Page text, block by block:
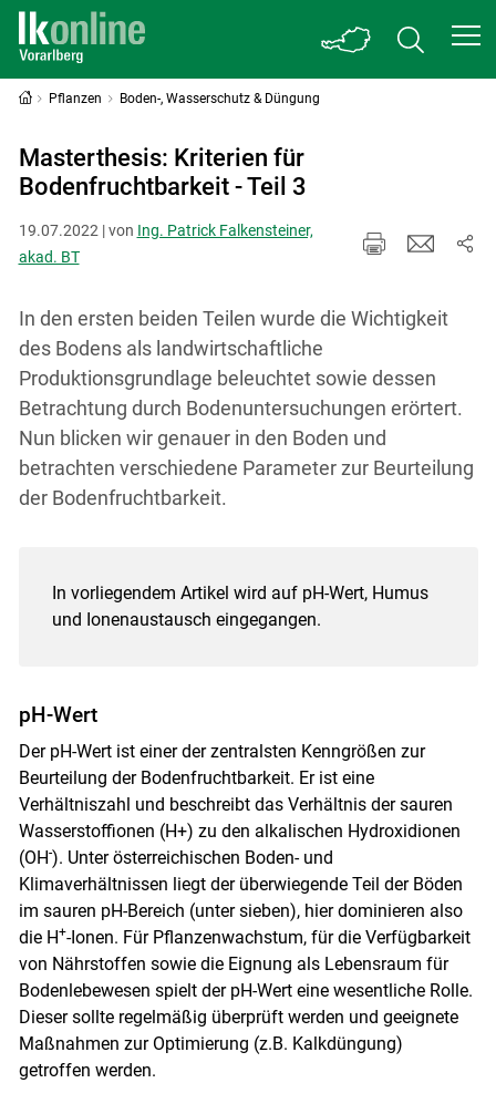
Pflanzen Boden-, Wasserschutz & Düngung
Masterthesis: Kriterien für
Bodenfruchtbarkeit - Teil 3
19.07.2022 | von Ing. Patrick Falkensteiner,
akad. BT
In den ersten beiden Teilen wurde die Wichtigkeit
des Bodens als landwirtschaftliche
Produktionsgrundlage beleuchtet sowie dessen
Betrachtung durch Bodenuntersuchungen erörtert.
Nun blicken wir genauer in den Boden und
betrachten verschiedene Parameter zur Beurteilung
der Bodenfruchtbarkeit.
In vorliegendem Artikel wird auf pH-Wert, Humus
und Ionenaustausch eingegangen.
pH-Wert
Der pH-Wert ist einer der zentralsten Kenngrößen zur
Beurteilung der Bodenfruchtbarkeit. Er ist eine
Verhältniszahl und beschreibt das Verhältnis der sauren
Wasserstoffionen (H+) zu den alkalischen Hydroxidionen
(OH-). Unter österreichischen Boden- und
Klimaverhältnissen liegt der überwiegende Teil der Böden
im sauren pH-Bereich (unter sieben), hier dominieren also
die H+-Ionen. Für Pflanzenwachstum, für die Verfügbarkeit
von Nährstoffen sowie die Eignung als Lebensraum für
Bodenlebewesen spielt der pH-Wert eine wesentliche Rolle.
Dieser sollte regelmäßig überprüft werden und geeignete
Maßnahmen zur Optimierung (z.B. Kalkdüngung)
getroffen werden.